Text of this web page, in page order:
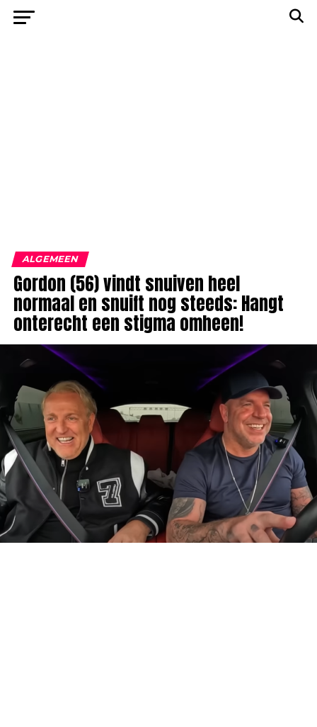
ALGEMEEN
Gordon (56) vindt snuiven heel
normaal en snuift nog steeds: Hangt
onterecht een stigma omheen!